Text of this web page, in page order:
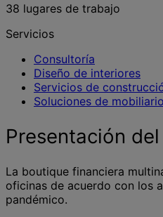
38 lugares de trabajo
Servicios
Consultoría
Diseño de interiores
Servicios de
Soluciones de mobiliario
Presentación
La boutique financiera
oficinas de acuerdo con los
pandémico.